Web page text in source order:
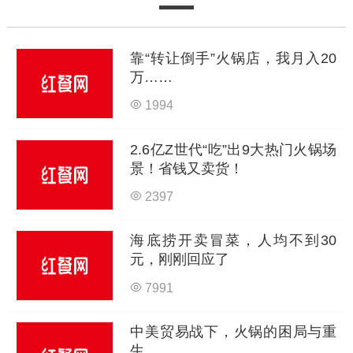
靠“转让倒手”火锅店，我月入20
万……
1994
2.6亿Z世代“吃”出9大热门火锅场
景！省钱又卖货！
2397
海底捞开卖冒菜，人均不到30
元，刚刚回应了
7991
中美贸易战下，火锅的困局与重